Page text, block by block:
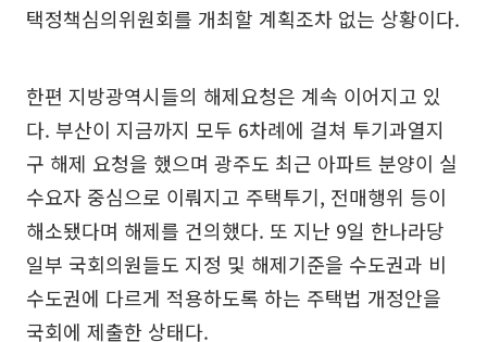
택정책심의위원회를 개최할 계획조차 없는 상황이다.
한편 지방광역시들의 해제요청은 계속 이어지고 있
다. 부산이 지금까지 모두 6차례에 걸쳐 투기과열지
구 해제 요청을 했으며 광주도 최근 아파트 분양이 실
수요자 중심으로 이뤄지고 주택투기, 전매행위 등이
해소됐다며 해제를 건의했다. 또 지난 9일 한나라당
일부 국회의원들도 지정 및 해제기준을 수도권과 비
수도권에 다르게 적용하도록 하는 주택법 개정안을
국회에 제출한 상태다.